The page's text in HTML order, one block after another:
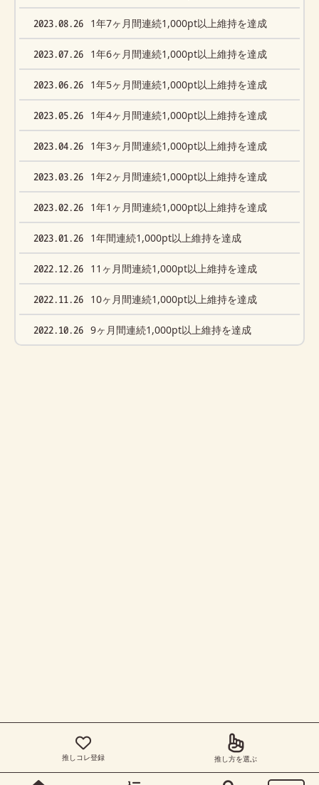
2023.08.26 1年7ヶ月間連続1,000pt以上維持を達成
2023.07.26 1年6ヶ月間連続1,000pt以上維持を達成
2023.06.26 1年5ヶ月間連続1,000pt以上維持を達成
2023.05.26 1年4ヶ月間連続1,000pt以上維持を達成
2023.04.26 1年3ヶ月間連続1,000pt以上維持を達成
2023.03.26 1年2ヶ月間連続1,000pt以上維持を達成
2023.02.26 1年1ヶ月間連続1,000pt以上維持を達成
2023.01.26 1年間連続1,000pt以上維持を達成
2022.12.26 11ヶ月間連続1,000pt以上維持を達成
2022.11.26 10ヶ月間連続1,000pt以上維持を達成
2022.10.26 9ヶ月間連続1,000pt以上維持を達成
推しコレ登録 推し方を選ぶ